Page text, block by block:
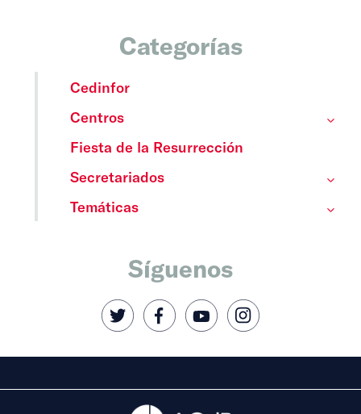
Categorías
Cedinfor
Centros
Fiesta de la Resurrección
Secretariados
Temáticas
Síguenos